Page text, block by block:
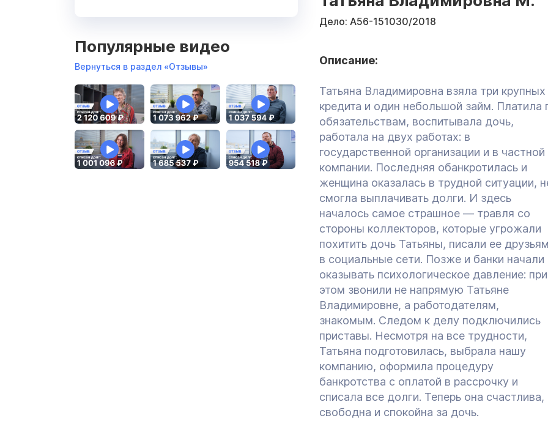
Популярные видео
Вернуться в раздел «Отзывы»
Дело: А56-151030/2018
Описание:
Татьяна Владимировна взяла три крупных
кредита и один небольшой займ. Платила
обязательствам, воспитывала дочь,
работала на двух работах: в
государственной организации и в частной
компании. Последняя обанкротилась и
женщина оказалась в трудной ситуации,
смогла выплачивать долги. И здесь
началось самое страшное — травля со
стороны коллекторов, которые угрожали
похитить дочь Татьяны, писали ее
в социальные сети. Позже и банки начали
оказывать психологическое давление: при
этом звонили не напрямую Татьяне
Владимировне, а работодателям,
знакомым. Следом к делу подключились
приставы. Несмотря на все трудности,
Татьяна подготовилась, выбрала нашу
компанию, оформила процедуру
банкротства с оплатой в рассрочку и
списала все долги. Теперь она счастлива,
свободна и спокойна за дочь.